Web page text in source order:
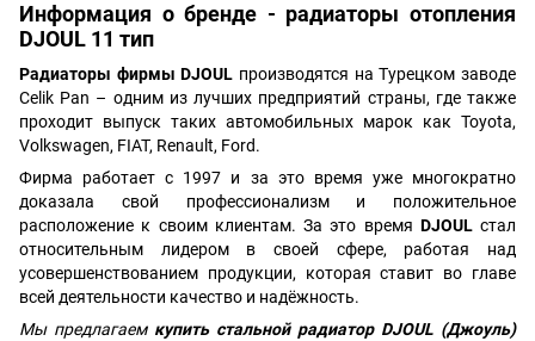
Информация о бренде - радиаторы отопления
DJOUL 11 тип
Радиаторы фирмы DJOUL производятся на Турецком заводе
Celik Pan – одним из лучших предприятий страны, где также
проходит выпуск таких автомобильных марок как Toyota,
Volkswagen, FIAT, Renault, Ford.
Фирма работает с 1997 и за это время уже многократно
доказала свой профессионализм и положительное
расположение к своим клиентам. За это время DJOULстал
относительным лидером в своей сфере, работая над
усовершенствованием продукции, которая ставит во главе
всей деятельности качество и надёжность.
Мы предлагаем купить стальной радиаторDJOUL (Джоуль)